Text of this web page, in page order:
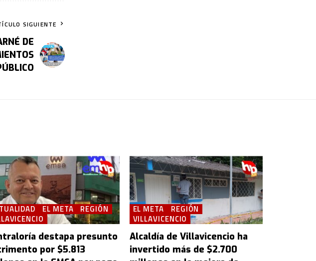
SIGUIENTE
DE
EL META
REGIÓN
destapa presunto
por $5.813
EL META
REGIÓN
VILLAVICENCIO
Alcaldía de Villavicencio ha
invertido más de $2.700